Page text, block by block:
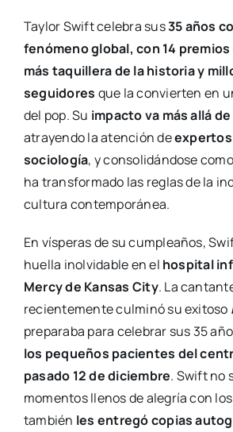
Taylor Swift celebra sus35 años
fenómeno global, con 14 premios
más taquillera de la historia y
seguidores que la convierten en
del pop. Su impacto va más allá
atrayendo la atención deexpertos
sociología, y consolidándose
ha transformado las reglas de la
cultura contemporánea.
En vísperas de su cumpleaños,
huella inolvidable en el hospital
Mercy de Kansas City. La
recientemente culminó su exitoso
preparaba para celebrar sus 35
los pequeños pacientes del
pasado 12 de diciembre. Swift no
momentos llenos de alegría con
también les entregó copias